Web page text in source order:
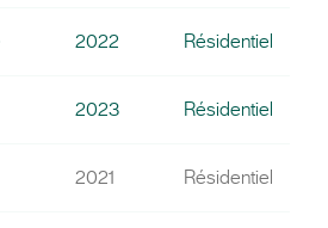
2022 Résidentiel
2023 Résidentiel
2021 Résidentiel